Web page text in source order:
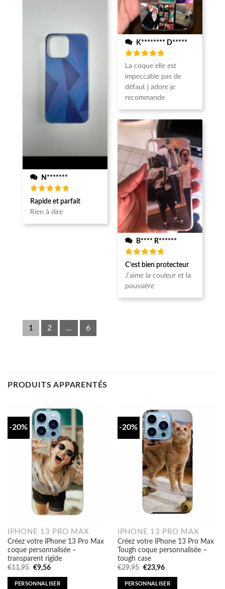
N*******
Note5
sur 5
Rapide et parfait
Rien à dire
K******** D*****
Note5
sur 5
La coque elle est
impeccable pas de
défaut j adore je
recommande
B**** R******
Note5
sur 5
C’est bien protecteur
J’aime la couleur et la
poussière
1 2 ... 6
PRODUITS APPARENTÉS
-20%
IPHONE 13 PRO MAX
Créez votre iPhone 13 Pro Max
coque personnalisée –
transparent rigide
€11,95 Original
was:
€11,95.
€9,56Current
is:
€9,56.
PERSONNALISER
-20%
IPHONE 13 PRO MAX
Créez votre iPhone 13 Pro Max
Tough coque personnalisée –
tough case
€29,95 Original
was:
€29,95.
€23,96Current
is:
€23,96.
PERSONNALISER